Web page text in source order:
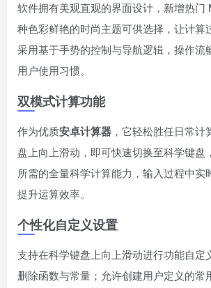
软件拥有美观直观的界面设计，新增热门
种色彩鲜艳的时尚主题可供选择，让计算
采用基于手势的控制与导航逻辑，操作流
用户使用习惯。
双模式计算功能
作为优质安卓计算器 ，它轻松胜任日常
盘上向上滑动，即可快速切换至科学键盘
所需的全量科学计算能力，输入过程中实
提升运算效率。
个性化自定义设置
支持在科学键盘上向上滑动进行功能自定
删除函数与常量；允许创建用户定义的常